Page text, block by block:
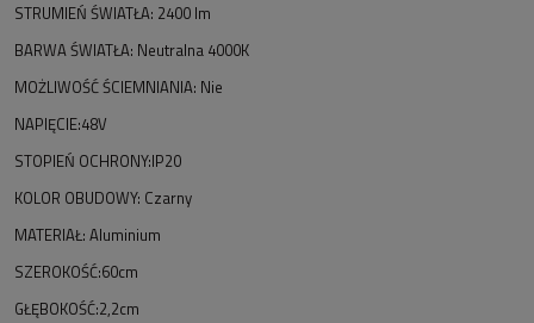
STRUMIEŃ ŚWIATŁA: 2400 lm
BARWA ŚWIATŁA: Neutralna 4000K
MOŻLIWOŚĆ ŚCIEMNIANIA: Nie
NAPIĘCIE:48V
STOPIEŃ OCHRONY:IP20
KOLOR OBUDOWY: Czarny
MATERIAŁ: Aluminium
SZEROKOŚĆ:60cm
GŁĘBOKOŚĆ:2,2cm